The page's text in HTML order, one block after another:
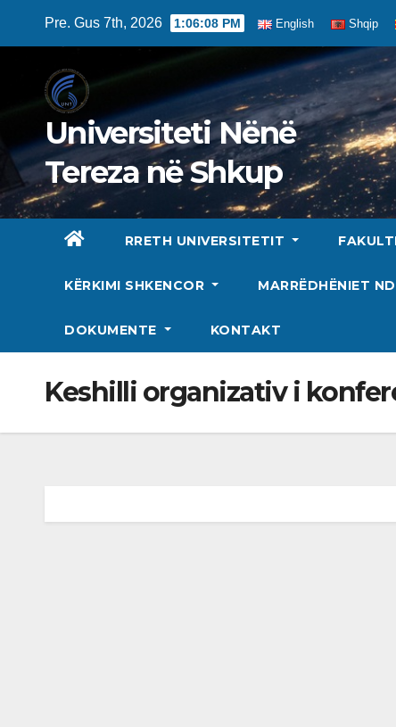
Pre. Gus 7th, 2026 1:06:09 PM English Shqip
Universiteti Nënë
Tereza në Shkup
RRETH UNIVERSITETIT
KËRKIMI SHKENCOR MARRËDHËNIET
DOKUMENTE KONTAKT
Keshilli organizativ i